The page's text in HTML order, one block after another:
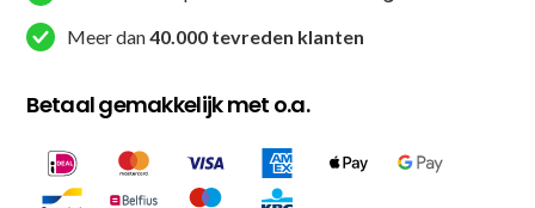
Meer dan40.000 tevreden klanten
Betaal gemakkelijk met o.a.